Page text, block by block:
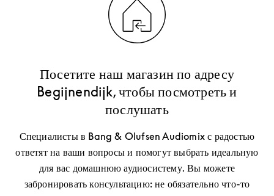
Посетите наш магазин по адресу
Begijnendijk, чтобы посмотреть и
послушать
Специалисты в Bang & Olufsen Audiomix с радостью
ответят на ваши вопросы и помогут выбрать идеальную
для вас домашнюю аудиосистему. Вы можете
забронировать консультацию: не обязательно что-то